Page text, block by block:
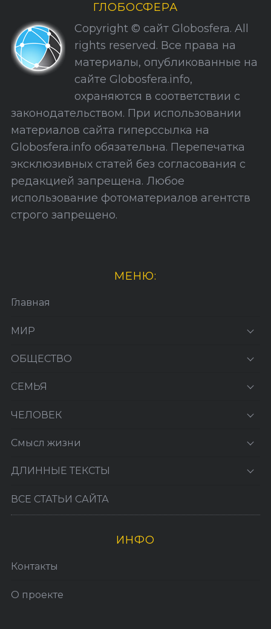
и
С
а
а
ГЛОБОСФЕРА
Copyright © сайт Globosfera. All
rights reserved. Все права на
материалы, опубликованные на
сайте Globosfera.info,
охраняются в соответствии с
законодательством. При использовании
материалов сайта гиперссылка на
Globosfera.info обязательна. Перепечатка
эксклюзивных статей без согласования с
редакцией запрещена. Любое
использование фотоматериалов агентств
строго запрещено.
МЕНЮ:
Главная
МИР
ОБЩЕСТВО
СЕМЬЯ
ЧЕЛОВЕК
Смысл жизни
ДЛИННЫЕ ТЕКСТЫ
ВСЕ СТАТЬИ САЙТА
ИНФО
Контакты
О проекте